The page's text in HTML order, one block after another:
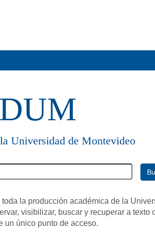
Universidad de Montevideo
la producción académica de la
visibilizar, buscar y recuperar a texto
un único punto de acceso.